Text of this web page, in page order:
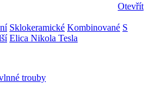
Otevřít
Sklokeramické Kombinované S
Elica Nikola Tesla
trouby